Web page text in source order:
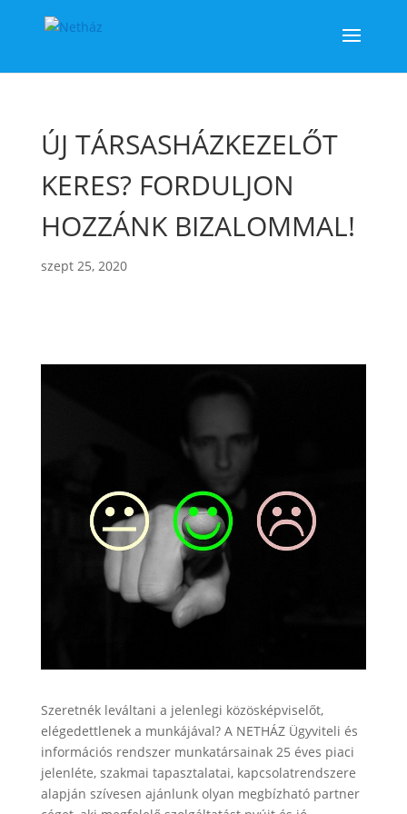
ÚJ TÁRSASHÁZKEZELŐT
KERES? FORDULJON
HOZZÁNK BIZALOMMAL!
szept 25, 2020
Szeretnék leváltani a jelenlegi közösképviselőt,
elégedettlenek a munkájával? A NETHÁZ Ügyviteli és
információs rendszer munkatársainak 25 éves piaci
jelenléte, szakmai tapasztalatai, kapcsolatrendszere
alapján szívesen ajánlunk olyan megbízható partner